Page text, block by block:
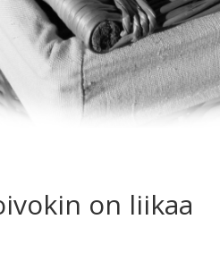
on liikaa